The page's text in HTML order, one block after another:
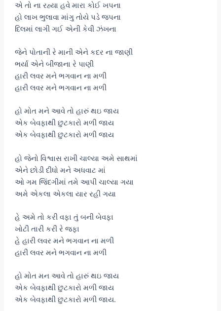
એ તો ના રહ્યા હવે મારા કોઈ ખપના
હો લાખ ભુલાવા માંગુ તોયે પડે જપના
દિલમાં લાગી ગઈ એની કેવી ઝંખના
જેને પોતાની રે માની એને કદર ના જાણી
ભર્યા એને બીજાના રે પાણી
હારી લવર મને ભગવાન ના મળી
હારી લવર મને ભગવાન ના મળી
હો મોત મને આવે તો હારું થઇ જાય
એક બેવફાથી છુટકારો મળી જાય
એક બેવફાથી છુટકારો મળી જાય
હો જેનો વિશ્વાસ રાખી ચાલ્યા અમે સાથમાં
એને છોડી દીધો મને અધવાટ માં
ઓ ગમ જિંદગીમાં તમે આપી ચાલ્યા ગયા
અમે એકલા એકલા યાર રહી ગયા
હે અમે તો કરી વફા તું બની બેવફા
ખોટી તારી કરી રે જફા
હે હારી લવર મને ભગવાન ના મળી
હારી લવર મને ભગવાન ના મળી
હો મોત મન આવે તો હારું થઇ જાય
એક બેવફાથી છુટકારો મળી જાય
એક બેવફાથી છુટકારો મળી જાય.